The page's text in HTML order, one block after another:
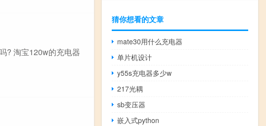
? 淘宝120w的充电器
猜你想看的文章
mate30用什么充电器
单片机设计
y55s充电器多少w
217光耦
sb变压器
嵌入式python